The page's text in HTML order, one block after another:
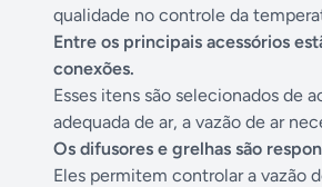
qualidade no controle da
Entre os principais acessórios
conexões.
Esses itens são selecionados de
adequada de ar, a vazão de ar
Os difusores e grelhas são
Eles permitem controlar a vazão